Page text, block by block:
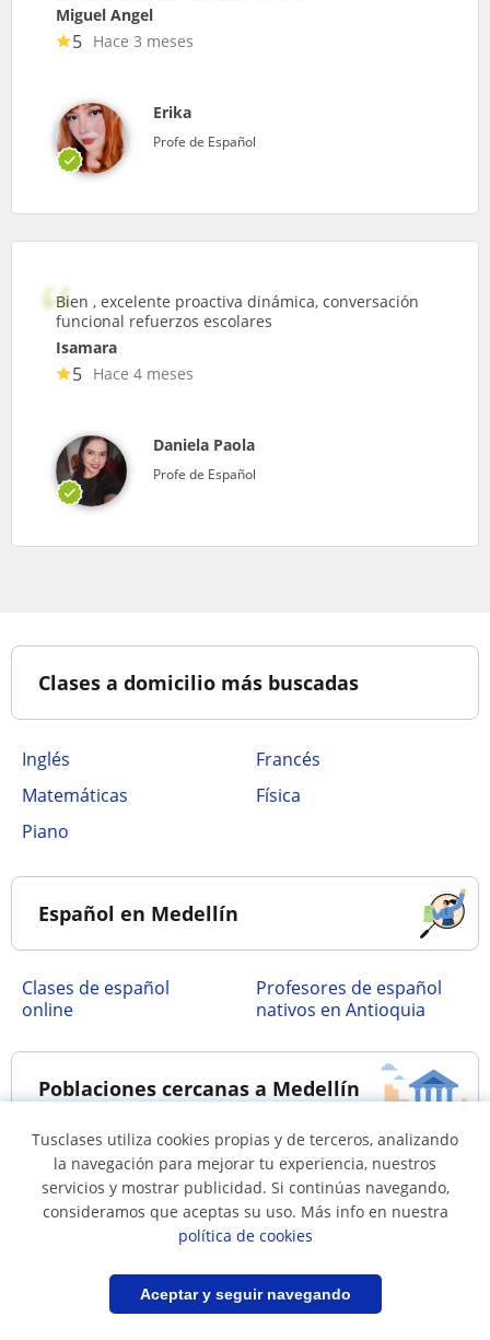
Guardar búsqueda
Miguel Angel
5 Hace 3 meses
Erika
Profe de Español
Bien , excelente proactiva dinámica, conversación
funcional refuerzos escolares
Isamara
5 Hace 4 meses
Daniela Paola
Profe de Español
Clases a domicilio más buscadas
Inglés
Francés
Matemáticas
Física
Piano
Español en Medellín
Clases de español
online
Profesores de español
nativos en Antioquia
Poblaciones cercanas a Medellín
Clases de español en
Bello
Clases de español en
Copacabana
Clases de español en
Clases de español en
Clases de español en La
Clases de español en
Sabaneta
Tusclases utiliza cookies propias y de terceros, analizando
la navegación para mejorar tu experiencia, nuestros
servicios y mostrar publicidad. Si continúas navegando,
consideramos que aceptas su uso. Más info en nuestra
política de cookies
Aceptar y seguir navegando